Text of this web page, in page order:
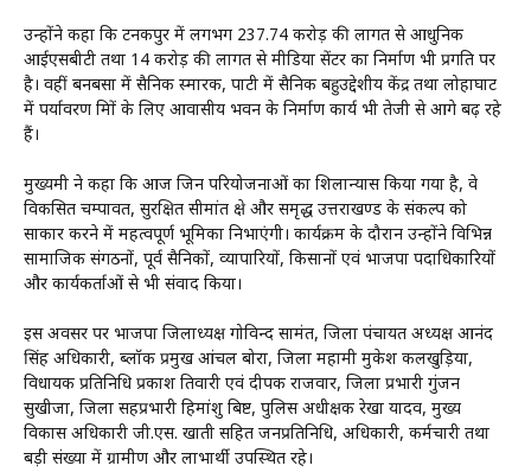
उन्होंने कहा कि टनकपुर में लगभग ₹237.74 करोड़ की लागत से आधुनिक
आईएसबीटी तथा ₹14 करोड़ की लागत से मीडिया सेंटर का निर्माण भी प्रगति पर
है। वहीं बनबसा में सैनिक स्मारक, पाटी में सैनिक बहुउद्देशीय केंद्र तथा लोहाघाट
में पर्यावरण मित्रों के लिए आवासीय भवन के निर्माण कार्य भी तेजी से आगे बढ़ रहे
हैं।
मुख्यमंत्री ने कहा कि आज जिन परियोजनाओं का शिलान्यास किया गया है, वे
विकसित चम्पावत, सुरक्षित सीमांत क्षेत्र और समृद्ध उत्तराखण्ड के संकल्प को
साकार करने में महत्वपूर्ण भूमिका निभाएंगी। कार्यक्रम के दौरान उन्होंने विभिन्न
सामाजिक संगठनों, पूर्व सैनिकों, व्यापारियों, किसानों एवं भाजपा पदाधिकारियों
और कार्यकर्ताओं से भी संवाद किया।
इस अवसर पर भाजपा जिलाध्यक्ष गोविन्द सामंत, जिला पंचायत अध्यक्ष आनंद
सिंह अधिकारी, ब्लॉक प्रमुख आंचल बोरा, जिला महामंत्री मुकेश कलखुड़िया,
विधायक प्रतिनिधि प्रकाश तिवारी एवं दीपक राजवार, जिला प्रभारी गुंजन
सुखीजा, जिला सहप्रभारी हिमांशु बिष्ट, पुलिस अधीक्षक रेखा यादव, मुख्य
विकास अधिकारी जी.एस. खाती सहित जनप्रतिनिधि, अधिकारी, कर्मचारी तथा
बड़ी संख्या में ग्रामीण और लाभार्थी उपस्थित रहे।